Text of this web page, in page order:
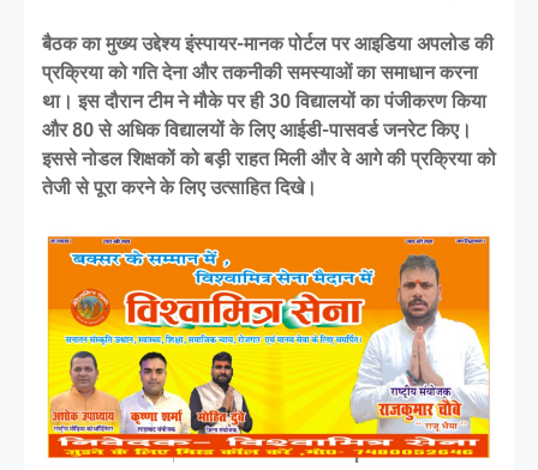
बैठक का मुख्य उद्देश्य इंस्पायर-मानक पोर्टल पर आइडिया अपलोड की
प्रक्रिया को गति देना और तकनीकी समस्याओं का समाधान करना
था। इस दौरान टीम ने मौके पर ही 30 विद्यालयों का पंजीकरण किया
और 80 से अधिक विद्यालयों के लिए आईडी-पासवर्ड जनरेट किए।
इससे नोडल शिक्षकों को बड़ी राहत मिली और वे आगे की प्रक्रिया को
तेजी से पूरा करने के लिए उत्साहित दिखे।